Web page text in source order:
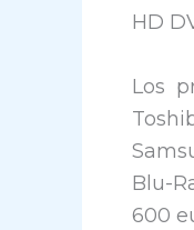
HD
Los
Blu-
600